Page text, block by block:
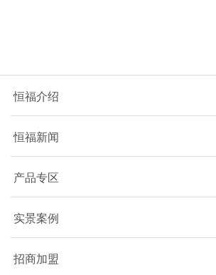
恒福介绍
恒福新闻
产品专区
实景案例
招商加盟